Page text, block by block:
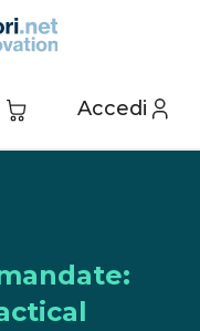
Accedi